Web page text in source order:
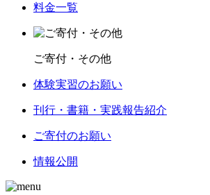
料金一覧
ご寄付・その他
体験実習のお願い
刊行・書籍・実践報告紹介
ご寄付のお願い
情報公開